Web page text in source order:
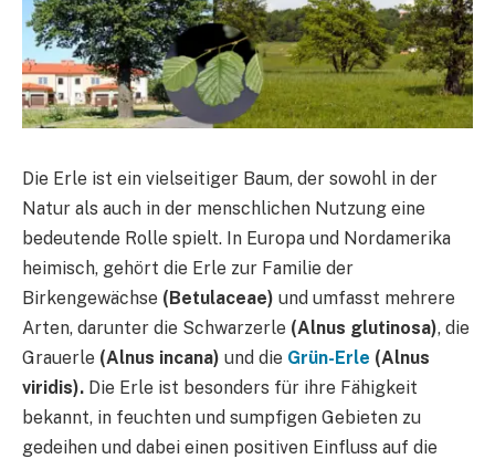
Die Erle ist ein vielseitiger Baum, der sowohl in der
Natur als auch in der menschlichen Nutzung eine
bedeutende Rolle spielt. In Europa und Nordamerika
heimisch, gehört die Erle zur Familie der
Birkengewächse (Betulaceae) und umfasst mehrere
Arten, darunter die Schwarzerle (Alnus glutinosa), die
Grauerle (Alnus incana) und die Grün-Erle (Alnus
viridis). Die Erle ist besonders für ihre Fähigkeit
bekannt, in feuchten und sumpfigen Gebieten zu
gedeihen und dabei einen positiven Einfluss auf die